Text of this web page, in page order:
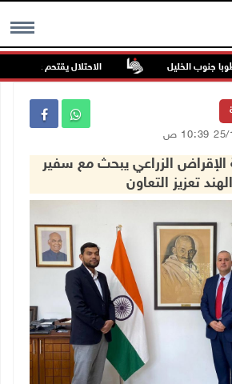
MENU الخليل الاحتلال يقتحم عورتا جنوب
الزراعي يبحث مع سفير
الهند تعزيز التعاون